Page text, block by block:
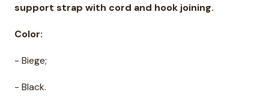
support strap with cord and hook joining.
Color:
- Biege;
- Black.